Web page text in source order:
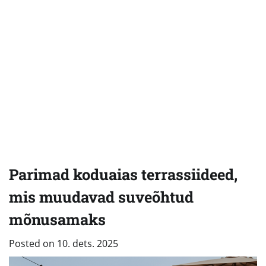
Parimad koduaias terrassiideed,
mis muudavad suveõhtud
mõnusamaks
Posted on 10. dets. 2025